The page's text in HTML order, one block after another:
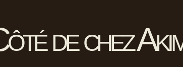
de chez